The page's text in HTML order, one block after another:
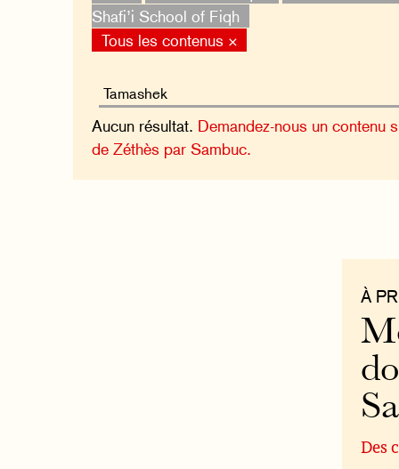
Shafi’i School of Fiqh
Tous les contenus ×
Aucun résultat. Demandez-nous un contenu
de Zéthès par Sambuc.
À
Des